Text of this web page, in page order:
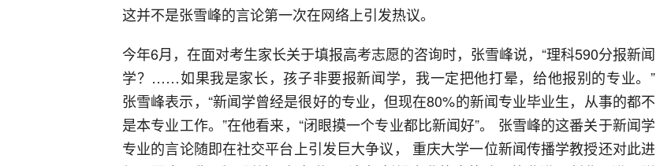
这并不是张雪峰的言论第一次在网络上引发热议。
今年6月，在面对考生家长关于填报高考志愿的咨询时，张雪峰说，“理科590分报新闻
学？……如果我是家长，孩子非要报新闻学，我一定把他打晕，给他报别的专业。”
张雪峰表示，“新闻学曾经是很好的专业，但现在80%的新闻专业毕业生，从事的都不
是本专业工作。”在他看来，“闭眼摸一个专业都比新闻好”。 张雪峰的这番关于新闻学
专业的言论随即在社交平台上引发巨大争议， 重庆大学一位新闻传播学教授还对此进